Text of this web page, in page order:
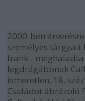
2000-ben
személyes tárgyait
frank - meghaladta
legdrágábbnak
ismeretlen, 18.
Családot ábrázoló